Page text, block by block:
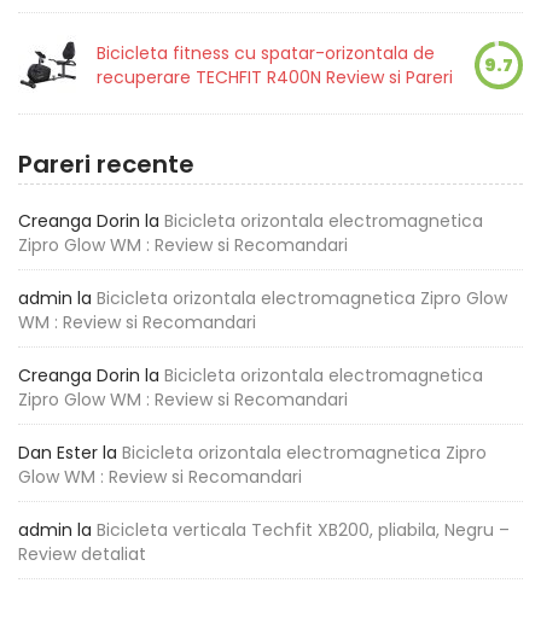
Bicicleta fitness cu spatar-orizontala de
recuperare TECHFIT R400N Review si Pareri
9.7
Pareri recente
Creanga Dorin la Bicicleta orizontala electromagnetica
Zipro Glow WM : Review si Recomandari
admin la Bicicleta orizontala electromagnetica Zipro Glow
WM : Review si Recomandari
Creanga Dorin la Bicicleta orizontala electromagnetica
Zipro Glow WM : Review si Recomandari
Dan Ester la Bicicleta orizontala electromagnetica Zipro
Glow WM : Review si Recomandari
admin la Bicicleta verticala Techfit XB200, pliabila, Negru –
Review detaliat